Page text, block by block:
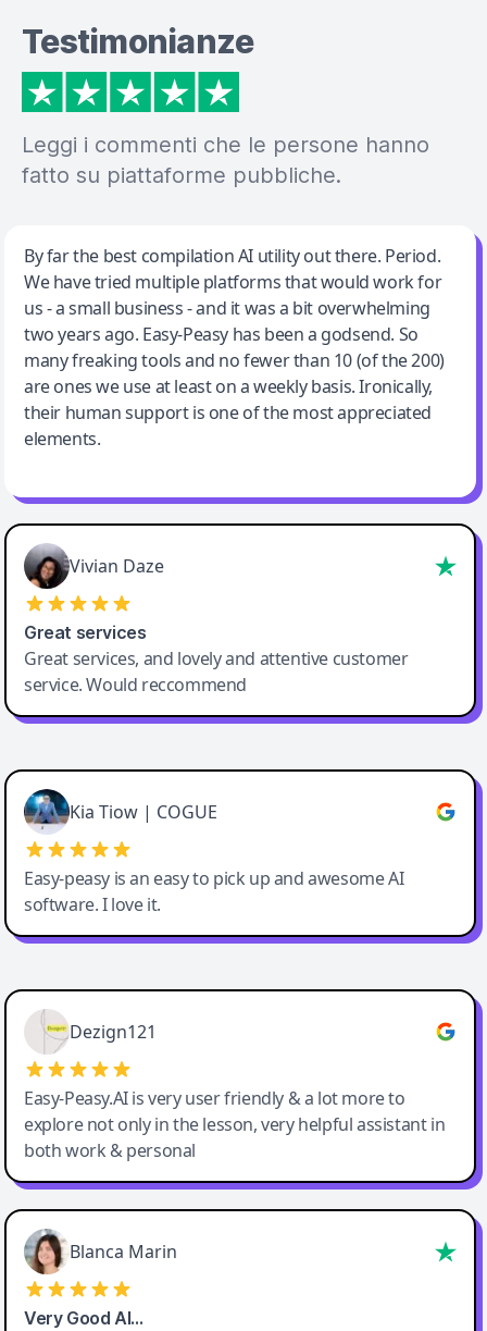
Testimonianze
Leggi i commenti che le persone hanno
fatto su piattaforme pubbliche.
Jeff Wilson
By far the best compilation AI utility
By far the best compilation AI utility out there. Period.
We have tried multiple platforms that would work for
us - a small business - and it was a bit overwhelming
two years ago. Easy-Peasy has been a godsend. So
many freaking tools and no fewer than 10 (of the 200)
are ones we use at least on a weekly basis. Ironically,
their human support is one of the most appreciated
elements.
Vivian Daze
Great services
Great services, and lovely and attentive customer
service. Would reccommend
Cody Crabb
Great service, Best AI tool
Kia Tiow | COGUE
Easy-peasy is an easy to pick up and awesome AI
software. I love it.
Easy-Peasy AI
Dezign121
Easy-Peasy.AI is very user friendly & a lot more to
explore not only in the lesson, very helpful assistant in
both work & personal
Blanca Marin
Very Good AI…